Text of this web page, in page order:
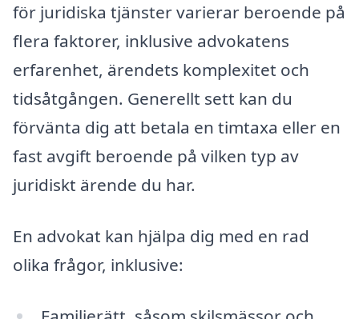
för juridiska tjänster varierar beroende på
flera faktorer, inklusive advokatens
erfarenhet, ärendets komplexitet och
tidsåtgången. Generellt sett kan du
förvänta dig att betala en timtaxa eller en
fast avgift beroende på vilken typ av
juridiskt ärende du har.
En advokat kan hjälpa dig med en rad
olika frågor, inklusive: